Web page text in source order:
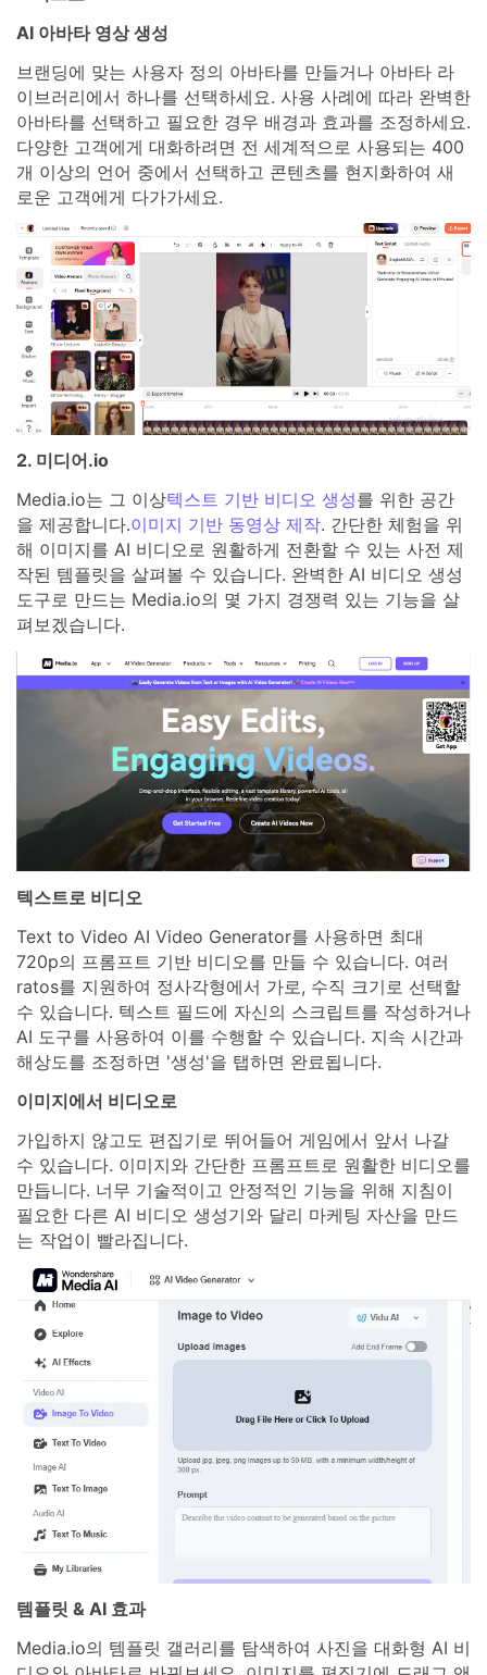
AI 아바타 영상 생성
브랜딩에 맞는 사용자 정의 아바타를 만들거나 아바타 라
이브러리에서 하나를 선택하세요. 사용 사례에 따라 완벽한
아바타를 선택하고 필요한 경우 배경과 효과를 조정하세요.
다양한 고객에게 대화하려면 전 세계적으로 사용되는 400
개 이상의 언어 중에서 선택하고 콘텐츠를 현지화하여 새
로운 고객에게 다가가세요.
2. 미디어.io
Media.io는 그 이상텍스트 기반 비디오 생성를 위한 공간
을 제공합니다.이미지 기반 동영상 제작. 간단한 체험을 위
해 이미지를 AI 비디오로 원활하게 전환할 수 있는 사전 제
작된 템플릿을 살펴볼 수 있습니다. 완벽한 AI 비디오 생성
도구로 만드는 Media.io의 몇 가지 경쟁력 있는 기능을 살
펴보겠습니다.
텍스트로 비디오
Text to Video AI Video Generator를 사용하면 최대
720p의 프롬프트 기반 비디오를 만들 수 있습니다. 여러
ratos를 지원하여 정사각형에서 가로, 수직 크기로 선택할
수 있습니다. 텍스트 필드에 자신의 스크립트를 작성하거나
AI 도구를 사용하여 이를 수행할 수 있습니다. 지속 시간과
해상도를 조정하면 '생성'을 탭하면 완료됩니다.
이미지에서 비디오로
가입하지 않고도 편집기로 뛰어들어 게임에서 앞서 나갈
수 있습니다. 이미지와 간단한 프롬프트로 원활한 비디오를
만듭니다. 너무 기술적이고 안정적인 기능을 위해 지침이
필요한 다른 AI 비디오 생성기와 달리 마케팅 자산을 만드
는 작업이 빨라집니다.
템플릿 & AI 효과
Media.io의 템플릿 갤러리를 탐색하여 사진을 대화형 AI 비